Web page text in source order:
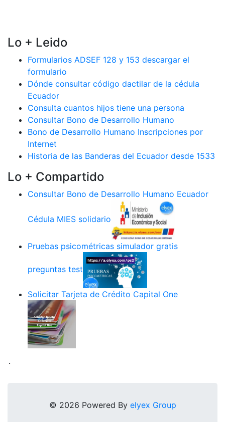
Lo + Leido
Formularios ADSEF 128 y 153 descargar el
formulario
Dónde consultar código dactilar de la cédula
Ecuador
Consulta cuantos hijos tiene una persona
Consultar Bono de Desarrollo Humano
Bono de Desarrollo Humano Inscripciones por
Internet
Historia de las Banderas del Ecuador desde 1533
Lo + Compartido
Consultar Bono de Desarrollo Humano Ecuador
Cédula MIES solidario
Pruebas psicométricas simulador gratis
preguntas test
Solicitar Tarjeta de Crédito Capital One
.
© 2026 Powered By elyex Group